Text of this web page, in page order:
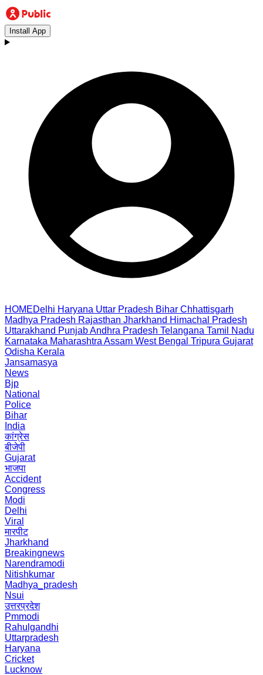
Install App
HOMEDelhi Haryana Uttar Pradesh Bihar Chhattisgarh
Madhya Pradesh Rajasthan Jharkhand Himachal Pradesh
Uttarakhand PunjabAndhra Pradesh Telangana Tamil Nadu
Karnataka Maharashtra Assam West Bengal Tripura Gujarat
Odisha Kerala
Jansamasya
News
Bjp
National
Police
Bihar
India
कांग्रेस
बीजेपी
Gujarat
भाजपा
Accident
Congress
Modi
Delhi
Viral
मारपीट
Jharkhand
Breakingnews
Narendramodi
Nitishkumar
Madhya_pradesh
Nsui
उत्तरप्रदेश
Pmmodi
Rahulgandhi
Uttarpradesh
Haryana
Cricket
Lucknow